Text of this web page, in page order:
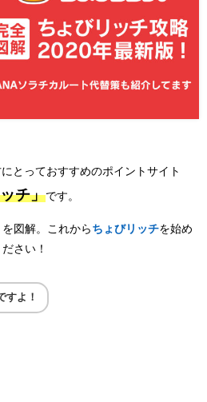
とっておすすめのポイントサイト
チ」です。
図解。これから ちょびリッチを始め
さい！
すよ！